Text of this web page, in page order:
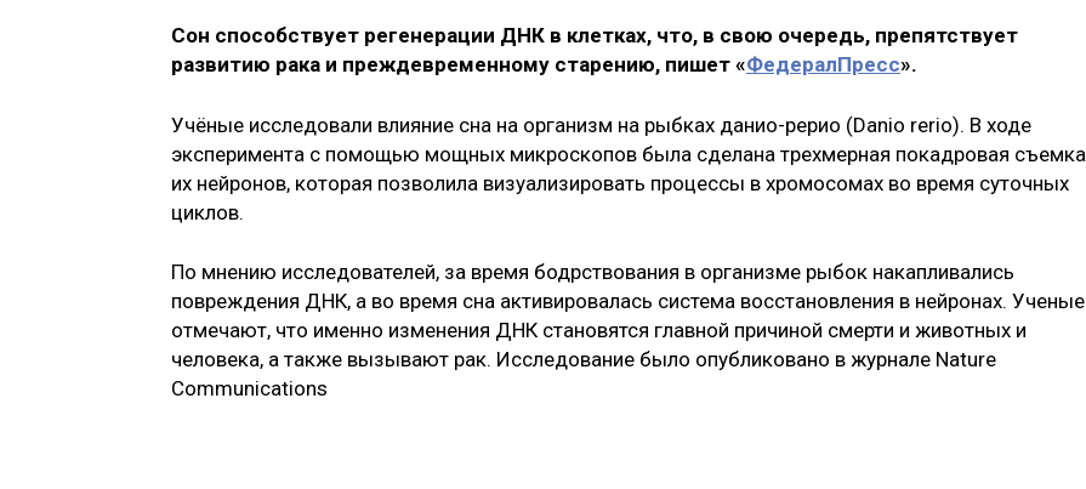
Сон способствует регенерации ДНК в клетках, что, в свою очередь, препятствует
развитию рака и преждевременному старению, пишет «ФедералПресс».
Учёные исследовали влияние сна на организм на рыбках данио-рерио (Danio rerio). В ходе
эксперимента с помощью мощных микроскопов была сделана трехмерная покадровая съемка
их нейронов, которая позволила визуализировать процессы в хромосомах во время суточных
циклов.
По мнению исследователей, за время бодрствования в организме рыбок накапливались
повреждения ДНК, а во время сна активировалась система восстановления в нейронах. Ученые
отмечают, что именно изменения ДНК становятся главной причиной смерти и животных и
человека, а также вызывают рак. Исследование было опубликовано в журнале Nature
Communications